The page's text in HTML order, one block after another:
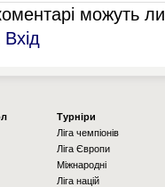
можуть
Вхід
Турніри
Ліга чемпіонів
Ліга Європи
Міжнародні
Ліга націй